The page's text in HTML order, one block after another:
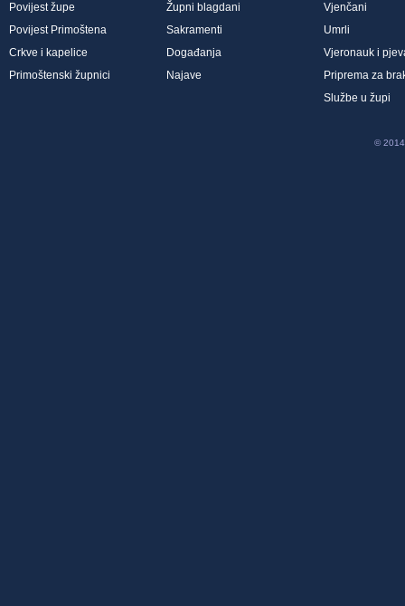
Povijest župe
Povijest Primoštena
Crkve i kapelice
Primoštenski župnici
Župni blagdani
Sakramenti
Događanja
Najave
Vjenčani
Umrli
Vjeronauk i
Priprema za
Službe u župi
© 2014